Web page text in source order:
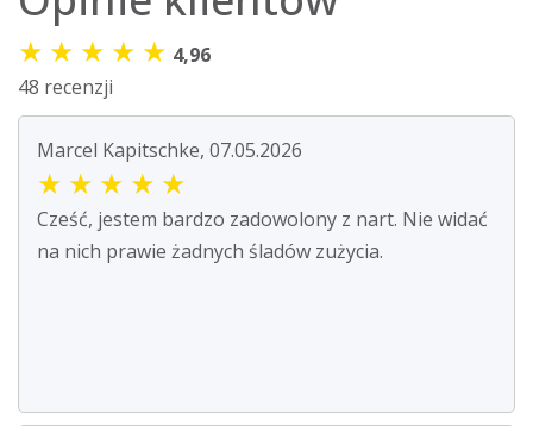
★ ★ ★ ★ ★ 4,96
48 recenzji
Marcel Kapitschke, 07.05.2026
★ ★ ★ ★ ★
Cześć, jestem bardzo zadowolony z nart. Nie widać
na nich prawie żadnych śladów zużycia.